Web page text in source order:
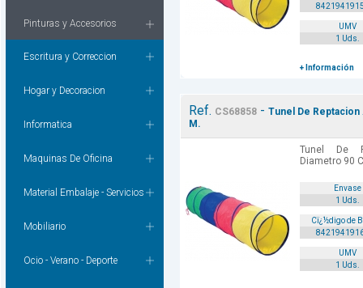
Pinturas y Accesorios
Escritura y Correccion
Hogar y Decoracion
Informatica
Maquinas De Oficina
Material Embalaje - Servicios
Mobiliario
Ocio - Verano - Deporte
UMV
1 Uds.
+ Información
Ref. CS68858 - Tunel De Reptacion
M.
Tunel De
Diametro 90
Envase
1 Uds.
Cï¿½digo de
UMV
1 Uds.